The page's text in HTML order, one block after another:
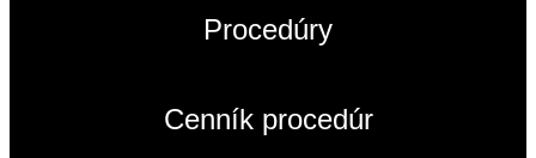
Procedúry
Cenník procedúr